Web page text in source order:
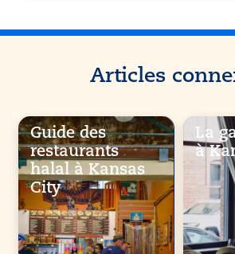
Articles
Guide des
restaurants
halal à Kansas
City
La
à